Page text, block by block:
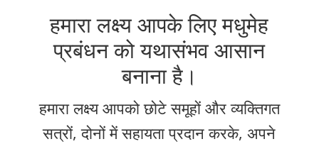
हमारा लक्ष्य आपके लिए मधुमेह
प्रबंधन को यथासंभव आसान
बनाना है।
हमारा लक्ष्य आपको छोटे समूहों और व्यक्तिगत
सत्रों, दोनों में सहायता प्रदान करके, अपने